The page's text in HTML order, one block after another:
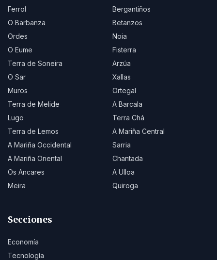
Ferrol
Bergantiños
O Barbanza
Betanzos
Ordes
Noia
O Eume
Fisterra
Terra de Soneira
Arzúa
O Sar
Xallas
Muros
Ortegal
Terra de Melide
A Barcala
Lugo
Terra Chá
Terra de Lemos
A Mariña Central
A Mariña Occidental
Sarria
A Mariña Oriental
Chantada
Os Ancares
A Ulloa
Meira
Quiroga
Secciones
Economía
Tecnología